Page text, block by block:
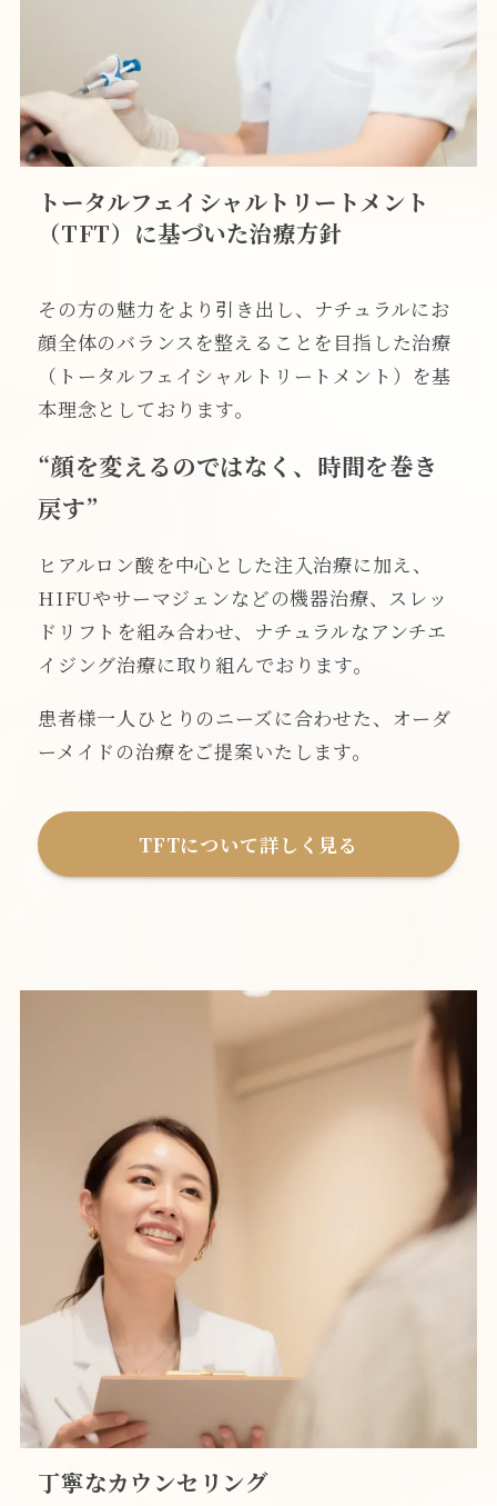
トータルフェイシャルトリートメント
（TFT）に基づいた治療方針
その方の魅力をより引き出し、ナチュラルにお
顔全体のバランスを整えることを目指した治療
（トータルフェイシャルトリートメント）を基
本理念としております。
“顔を変えるのではなく、時間を巻き
戻す”
ヒアルロン酸を中心とした注入治療に加え、
HIFUやサーマジェンなどの機器治療、スレッ
ドリフトを組み合わせ、ナチュラルなアンチエ
イジング治療に取り組んでおります。
患者様一人ひとりのニーズに合わせた、オーダ
ーメイドの治療をご提案いたします。
TFTについて詳しく見る
丁寧なカウンセリング